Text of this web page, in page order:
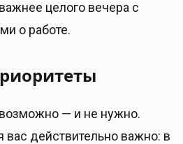
целого вечера с
о работе.
— и не нужно.
вас действительно важно: в